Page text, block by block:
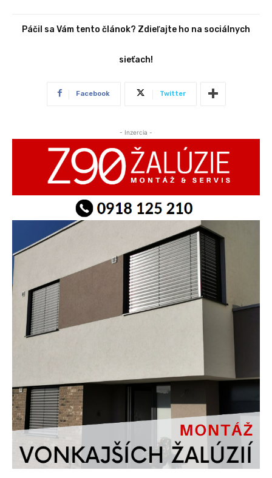
Páčil sa Vám tento článok? Zdieľajte ho na sociálnych
sieťach!
Facebook Twitter
- Inzercia -